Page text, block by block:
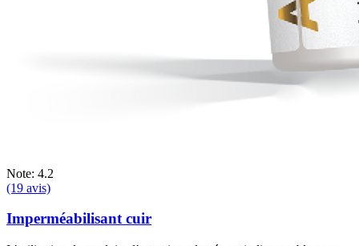
Note: 4.2
(19 avis)
Imperméabilisant cuir